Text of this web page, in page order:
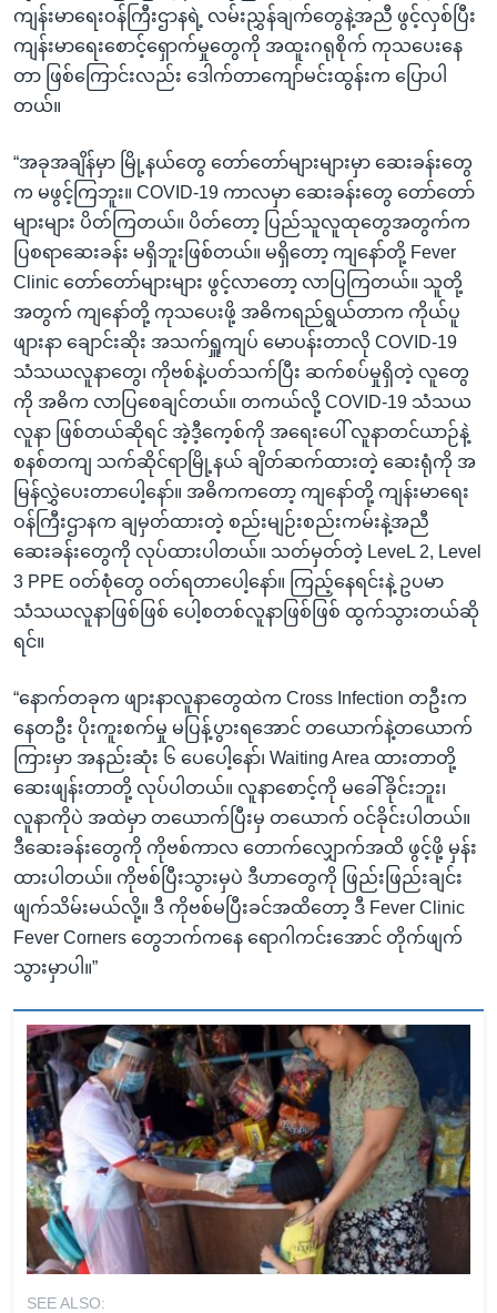
ကျန်းမာရေးဝန်ကြီးဌာနရဲ့ လမ်းညွှန်ချက်တွေနဲ့အညီ ဖွင့်လှစ်ပြီး
ကျန်းမာရေးစောင့်ရှောက်မှုတွေကို အထူးဂရုစိုက် ကုသပေးနေ
တာ ဖြစ်ကြောင်းလည်း ဒေါက်တာကျော်မင်းထွန်းက ပြောပါ
တယ်။
“အခုအချိန်မှာ မြို့နယ်တွေ တော်တော်များများမှာ ဆေးခန်းတွေ
က မဖွင့်ကြဘူး။ COVID-19 ကာလမှာ ဆေးခန်းတွေ တော်တော်
များများ ပိတ်ကြတယ်။ ပိတ်တော့ ပြည်သူလူထုတွေအတွက်က
ပြစရာဆေးခန်း မရှိဘူးဖြစ်တယ်။ မရှိတော့ ကျနော်တို့ Fever
Clinic တော်တော်များများ ဖွင့်လာတော့ လာပြကြတယ်။ သူတို့
အတွက် ကျနော်တို့ ကုသပေးဖို့ အဓိကရည်ရွယ်တာက ကိုယ်ပူ
ဖျားနာ ချောင်းဆိုး အသက်ရှူကျပ် မောပန်းတာလို COVID-19
သံသယလူနာတွေ၊ ကိုဗစ်နဲ့ပတ်သက်ပြီး ဆက်စပ်မှုရှိတဲ့ လူတွေ
ကို အဓိက လာပြစေချင်တယ်။ တကယ်လို့ COVID-19 သံသယ
လူနာ ဖြစ်တယ်ဆိုရင် အဲ့ဒီ့ကေ့စ်ကို အရေးပေါ် လူနာတင်ယာဉ်နဲ့
စနစ်တကျ သက်ဆိုင်ရာမြို့နယ် ချိတ်ဆက်ထားတဲ့ ဆေးရုံကို အ
မြန်လွှဲပေးတာပေါ့နော်။ အဓိကကတော့ ကျနော်တို့ ကျန်းမာရေး
ဝန်ကြီးဌာနက ချမှတ်ထားတဲ့ စည်းမျဉ်းစည်းကမ်းနဲ့အညီ
ဆေးခန်းတွေကို လုပ်ထားပါတယ်။ သတ်မှတ်တဲ့ LeveL 2, Level
3 PPE ဝတ်စုံတွေ ဝတ်ရတာပေါ့နော်။ ကြည့်နေရင်းနဲ့ ဥပမာ
သံသယလူနာဖြစ်ဖြစ် ပေါ့စတစ်လူနာဖြစ်ဖြစ် ထွက်သွားတယ်ဆို
ရင်။
“နောက်တခုက ဖျားနာလူနာတွေထဲက Cross Infection တဦးက
နေတဦး ပိုးကူးစက်မှု မပြန့်ပွားရအောင် တယောက်နဲ့တယောက်
ကြားမှာ အနည်းဆုံး ၆ ပေပေါ့နော်၊ Waiting Area ထားတာတို့
ဆေးဖျန်းတာတို့ လုပ်ပါတယ်။ လူနာစောင့်ကို မခေါ်ခိုင်းဘူး၊
လူနာကိုပဲ အထဲမှာ တယောက်ပြီးမှ တယောက် ဝင်ခိုင်းပါတယ်။
ဒီဆေးခန်းတွေကို ကိုဗစ်ကာလ တောက်လျှောက်အထိ ဖွင့်ဖို့ မှန်း
ထားပါတယ်။ ကိုဗစ်ပြီးသွားမှပဲ ဒီဟာတွေကို ဖြည်းဖြည်းချင်း
ဖျက်သိမ်းမယ်လို့။ ဒီ ကိုဗစ်မပြီးခင်အထိတော့ ဒီ Fever Clinic
Fever Corners တွေဘက်ကနေ ရောဂါကင်းအောင် တိုက်ဖျက်
သွားမှာပါ။”
SEE ALSO: